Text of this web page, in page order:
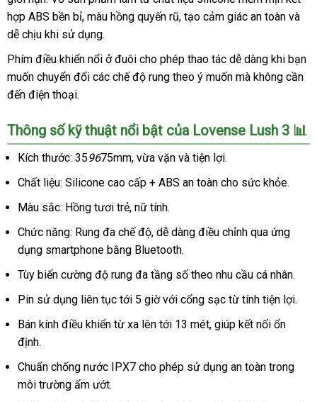
hợp ABS bền bỉ, màu hồng quyến rũ, tạo cảm giác an toàn và
dễ chịu khi sử dụng.
Phím điều khiển nổi ở đuôi cho phép thao tác dễ dàng khi bạn
muốn chuyển đổi các chế độ rung theo ý muốn mà không cần
đến điện thoại.
Thông số kỹ thuật nổi bật của Lovense Lush 3 📊
Kích thước: 359675mm, vừa vặn và tiện lợi.
Chất liệu: Silicone cao cấp + ABS an toàn cho sức khỏe.
Màu sắc: Hồng tươi trẻ, nữ tính.
Chức năng: Rung đa chế độ, dễ dàng điều chỉnh qua ứng
dụng smartphone bằng Bluetooth.
Tùy biến cường độ rung đa tầng số theo nhu cầu cá nhân.
Pin sử dụng liên tục tới 5 giờ với cổng sạc từ tính tiện lợi.
Bán kính điều khiển từ xa lên tới 13 mét, giúp kết nối ổn
định.
Chuẩn chống nước IPX7 cho phép sử dụng an toàn trong
môi trường ẩm ướt.